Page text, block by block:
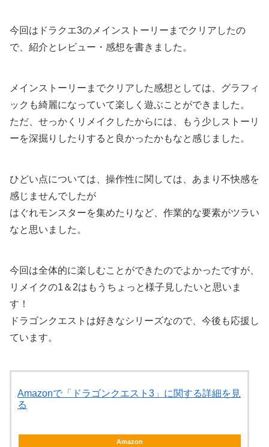
今回はドラクエ3のメインストーリーまでクリアしたの
で、紹介とレビュー・感想を書きました。
メインストーリーまでクリアした感想としては、グラフィ
ックも綺麗になっていて楽しく遊ぶことができました。
ただ、せっかくリメイクしたからには、もう少しストーリ
ーを深掘りしたりすると良かったかもなと感じました。
ひどい点については、操作性に関しては、あまり不快感を
感じませんでしたが
はぐれモンスターを集めたりなど、作業的な要素がツラい
なと思いました。
今回は全体的に楽しむことができたのでよかったですが、
リメイクの1＆2はもうちょっと様子見したいと思いま
す！
ドラゴンクエストは好きなシリーズなので、今後も応援し
ています。
Amazonで「ドラゴンクエスト3」に関する詳細を見
る
Amazon